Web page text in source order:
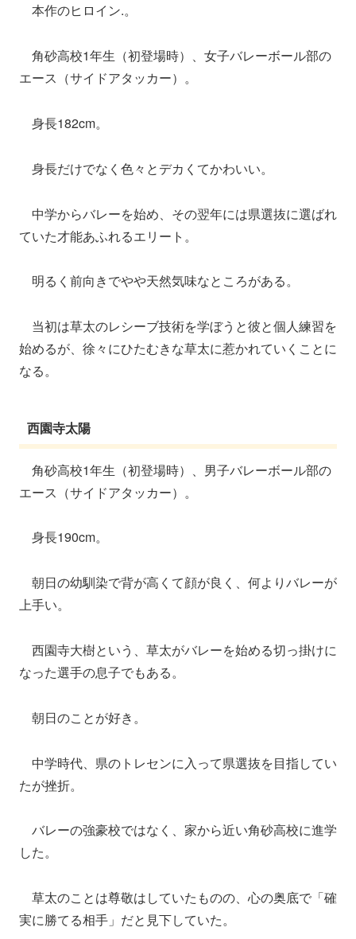
本作のヒロイン.。
角砂高校1年生（初登場時）、女子バレーボール部の
エース（サイドアタッカー）。
身長182cm。
身長だけでなく色々とデカくてかわいい。
中学からバレーを始め、その翌年には県選抜に選ばれ
ていた才能あふれるエリート。
明るく前向きでやや天然気味なところがある。
当初は草太のレシーブ技術を学ぼうと彼と個人練習を
始めるが、徐々にひたむきな草太に惹かれていくことに
なる。
西園寺太陽
角砂高校1年生（初登場時）、男子バレーボール部の
エース（サイドアタッカー）。
身長190cm。
朝日の幼馴染で背が高くて顔が良く、何よりバレーが
上手い。
西園寺大樹という、草太がバレーを始める切っ掛けに
なった選手の息子でもある。
朝日のことが好き。
中学時代、県のトレセンに入って県選抜を目指してい
たが挫折。
バレーの強豪校ではなく、家から近い角砂高校に進学
した。
草太のことは尊敬はしていたものの、心の奥底で「確
実に勝てる相手」だと見下していた。